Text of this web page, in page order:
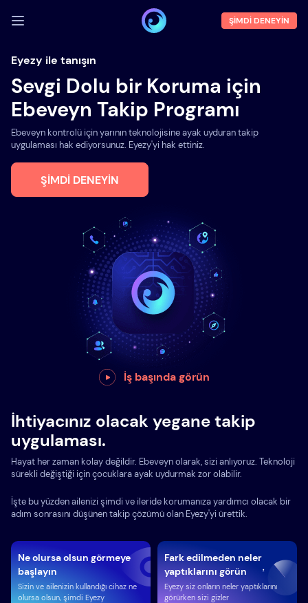
GIRIŞ YAP
Demoyu
Özellikler
Hakkımızda
Blog
ŞIMDI DENEYIN
Eyezy ile tanışın
Sevgi Dolu bir Koruma için
Ebeveyn Takip Programı
Ebeveyn kontrolü için yarının teknolojisine ayak uyduran takip
uygulaması hak ediyorsunuz. Eyezy'yi hak ettiniz.
ŞIMDI DENEYIN
İş başında görün
İhtiyacınız olacak yegane takip
uygulaması.
Hayat her zaman kolay değildir. Ebeveyn olarak, sizi anlıyoruz. Teknoloji
sürekli değiştiği için çocuklara ayak uydurmak zor olabilir.
İşte bu yüzden ailenizi şimdi ve ileride korumanıza yardımcı olacak bir
adım sonrasını düşünen takip çözümü olan Eyezy'yi ürettik.
Ne olursa olsun görmeye
başlayın
Sizin ve ailenizin kullandığı cihaz ne
olursa olsun, şimdi Eyezy
Fark edilmeden neler
yaptıklarını görün
Eyezy siz onların neler yaptıklarını
görürken sizi gizler